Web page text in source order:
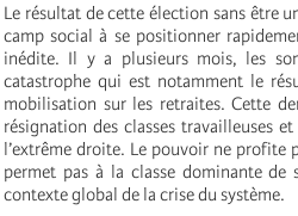
Le résultat de cette élection sans être
camp social à se positionner
inédite. Il y a plusieurs mois, les
catastrophe qui est notamment le
mobilisation sur les retraites. Cette
résignation des classes travailleuses
l’extrême droite. Le pouvoir ne profite
permet pas à la classe dominante
contexte global de la crise du système.